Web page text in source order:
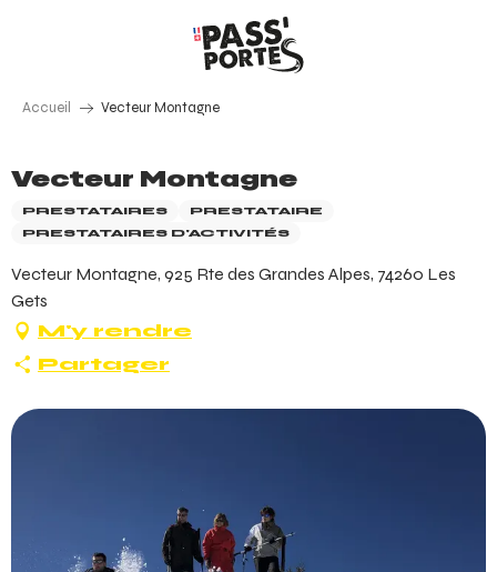
Accueil Vecteur Montagne
Vecteur Montagne
PRESTATAIRES
PRESTATAIRE
PRESTATAIRES D'ACTIVITÉS
Vecteur Montagne, 925 Rte des Grandes Alpes, 74260 Les
Gets
M'y rendre
Partager